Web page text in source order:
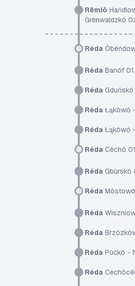
Rëmiô
Grénwaldzkô
Réda
Réda Banóf 01
Réda
Réda Łąkòwô
Réda Łąkòwô
Réda Cëchô 01
Réda Gbùrskô
Réda
Réda
Réda
Réda Pùckô -
Réda